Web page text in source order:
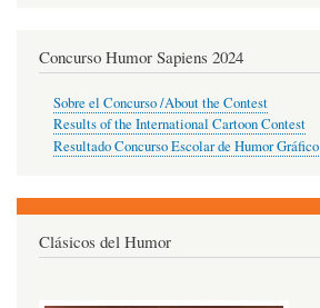
Concurso Humor Sapiens 2024
Sobre el Concurso /About the Contest
Results of the International Cartoon Contest
Resultado Concurso Escolar de Humor Gráfico
Clásicos del Humor